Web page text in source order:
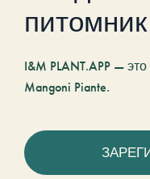
питомник
I&M PLANT.APP —
Mangoni Piante.